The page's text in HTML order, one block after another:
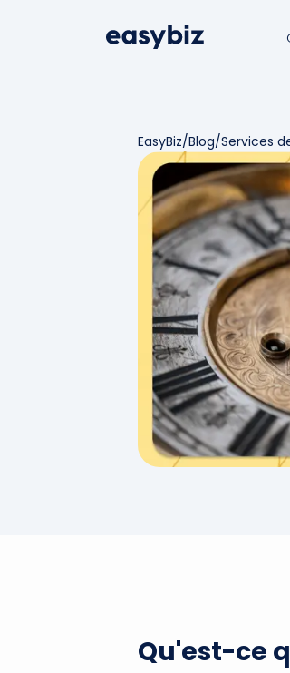
EasyBiz/Blog/Services
Qu'est-ce